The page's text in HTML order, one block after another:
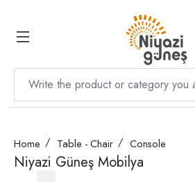
Home Table - Chair Console
Niyazi Güneş Mobilya